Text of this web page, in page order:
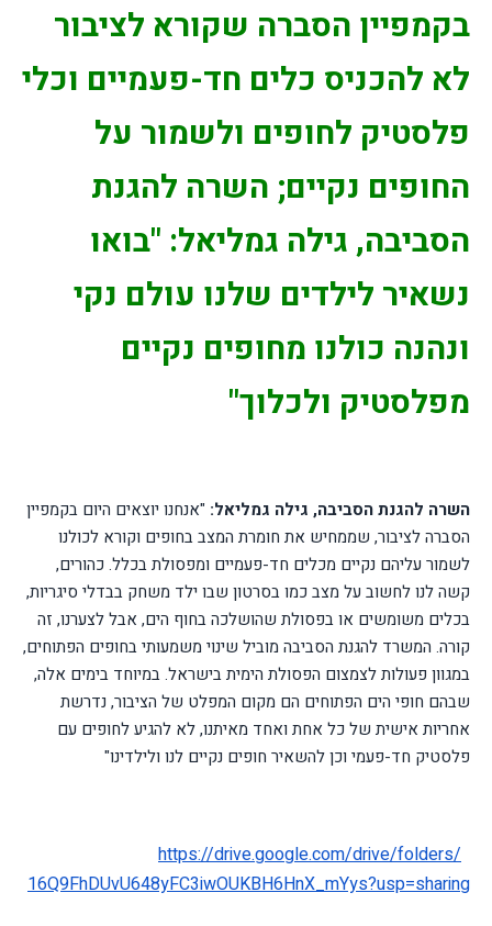
בקמפיין הסברה שקורא לציבור
לא להכניס כלים חד-פעמיים וכלי
פלסטיק לחופים ולשמור על
החופים נקיים; השרה להגנת
הסביבה, גילה גמליאל: "בואו
נשאיר לילדים שלנו עולם נקי
ונהנה כולנו מחופים נקיים
מפלסטיק ולכלוך"
השרה להגנת הסביבה, גילה גמליאל: "אנחנו יוצאים היום בקמפיין
הסברה לציבור, שממחיש את חומרת המצב בחופים וקורא לכולנו
לשמור עליהם נקיים מכלים חד-פעמיים ומפסולת בכלל. כהורים,
קשה לנו לחשוב על מצב כמו בסרטון שבו ילד משחק בבדלי סיגריות,
בכלים משומשים או בפסולת שהושלכה בחוף הים, אבל לצערנו, זה
קורה. המשרד להגנת הסביבה מוביל שינוי משמעותי בחופים הפתוחים,
במגוון פעולות לצמצום הפסולת הימית בישראל. במיוחד בימים אלה,
שבהם חופי הים הפתוחים הם מקום המפלט של הציבור, נדרשת
אחריות אישית של כל אחת ואחד מאיתנו, לא להגיע לחופים עם
פלסטיק חד-פעמי וכן להשאיר חופים נקיים לנו ולילדינו"
https://drive.google.com/drive/folders/
16Q9FhDUvU648yFC3iwOUKBH6HnX_mYys?usp=sharing